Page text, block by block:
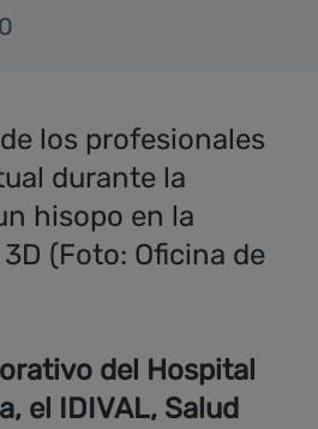
los profesionales
durante la
hisopo en la
(Foto: Oficina de
del Hospital
el IDIVAL, Salud